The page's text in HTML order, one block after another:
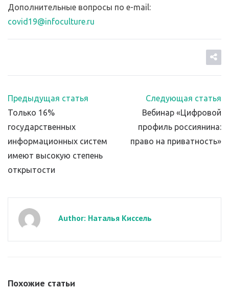
Дополнительные вопросы по e-mail:
covid19@infoculture.ru
Предыдущая статья
Только 16%
государственных
информационных систем
имеют высокую степень
открытости
Следующая статья
Вебинар «Цифровой
профиль россиянина:
право на приватность»
Author: Наталья Киссель
Похожие статьи